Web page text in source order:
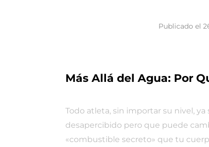
Publicado el
Más Allá del Agua: Por
Todo atleta, sin importar su nivel,
desapercibido pero que puede
«combustible secreto» que tu